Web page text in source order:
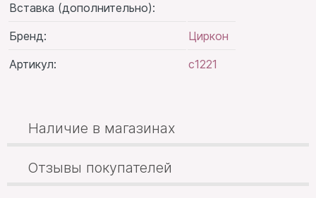
Вставка (дополнительно):
Бренд:
Циркон
Артикул:
с1221
Наличие в магазинах
Отзывы покупателей